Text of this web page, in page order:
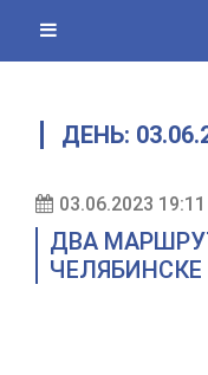
content
ДЕНЬ:
03.06.2023 19:11
ДВА